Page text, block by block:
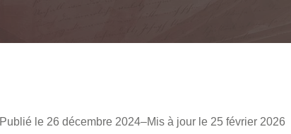
Publié le 26 décembre 2024–Mis à jour le 25 février 2026